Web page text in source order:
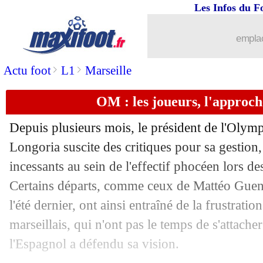
Actu foot> L1 > Marseille
Les Infos du
OM : les joueurs,
Depuis plusieurs mois, le président de
Longoria suscite des critiques pour sa
incessants au sein de l'effectif phocéen lors
Certains départs, comme ceux de Mattéo
l'été dernier, ont ainsi entraîné de la
marseillais, qui n'ont pas le temps de
l'Espagnol a défendu sa vision.
: le respect de Gattuso pour les
08/02 PSG: Diallo pas inquiet pour Mbappé
08/02 Foot: le carton bleu va faire son
08/02 Juve: Rabiot, le club a toujours espoir
08/02 Barça : Conte pose sa candidature
08/02 Chelsea: Fernandez, son agent éteint
08/02 OM : Vitinha, le Genoa vraiment prêt